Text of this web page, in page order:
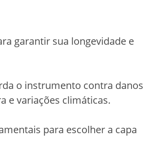
garantir sua longevidade e
o instrumento contra danos
e variações climáticas.
para escolher a capa